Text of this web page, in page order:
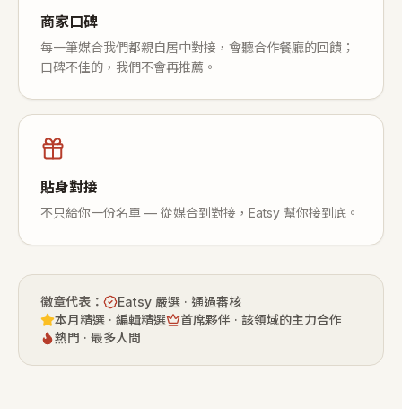
商家口碑
每一筆媒合我們都親自居中對接，會聽合作餐廳的回饋；
口碑不佳的，我們不會再推薦。
貼身對接
不只給你一份名單 — 從媒合到對接，Eatsy 幫你接到底。
徽章代表：
Eatsy 嚴選 · 通過審核
本月精選 · 編輯精選
首席夥伴 · 該領域的主力合作
熱門 · 最多人問